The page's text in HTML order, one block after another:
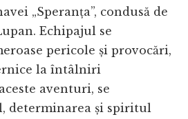
„Speranța”, condusă de
Echipajul se
pericole și provocări,
la întâlniri
aventuri, se
determinarea și spiritul